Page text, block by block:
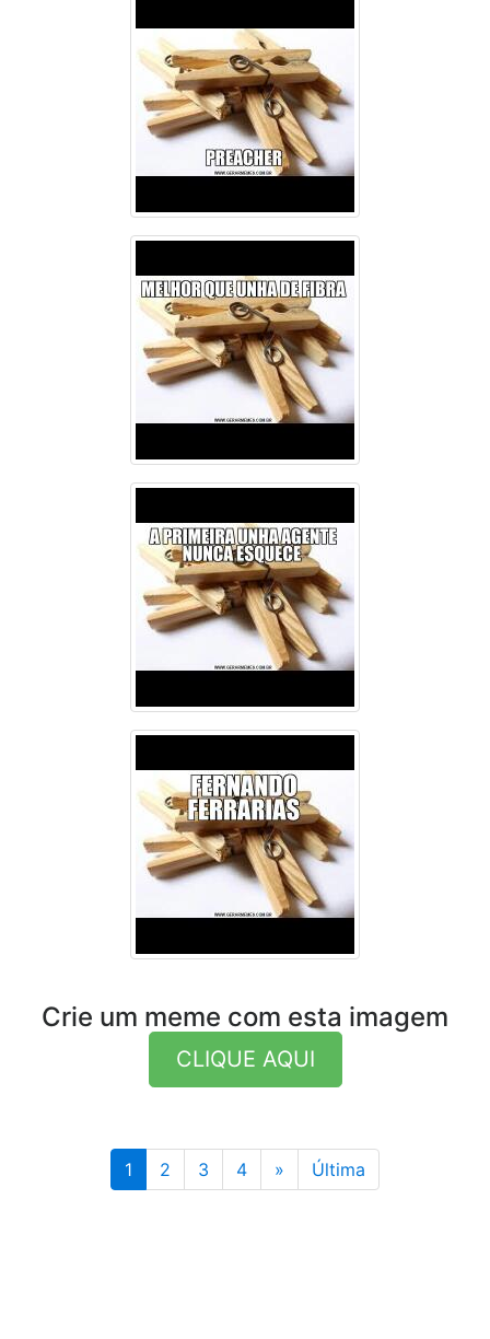
Crie um meme com esta imagem
CLIQUE AQUI
1 2 3 4 » ÚltimaÚltima